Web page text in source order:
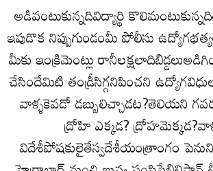
అడివంటుకున్నదివిద్యార్థి
ఇపుడొక నిప్పుగుండంమీ పోలీసు
మీకు ఇంక్రిమెంట్లు
చేసిందేమిటి తండ్రీసిగ్గనిపించని
వాళ్ళకెవడో డబ్బులిచ్చాడట?తెలియని
ద్రోహి ఎక్కడ?
విదేశీపోషకులైతేస్వదేశీయంత్రాంగం